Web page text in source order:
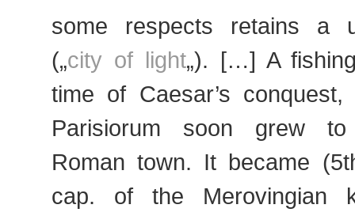
some respects retains a
(„city of light„). […] A
time of Caesar’s
Parisiorum soon grew
Roman town. It became
cap. of the Merovingian